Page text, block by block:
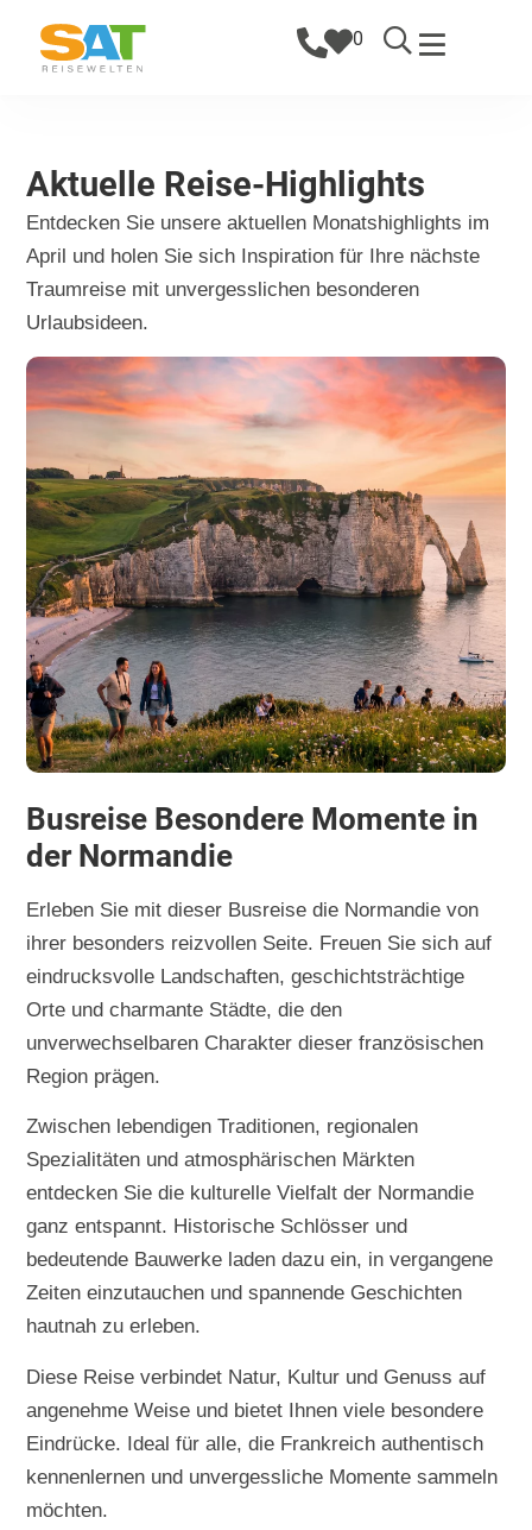
0
Aktuelle Reise-Highlights
Entdecken Sie unsere aktuellen Monatshighlights im
April und holen Sie sich Inspiration für Ihre nächste
Traumreise mit unvergesslichen besonderen
Urlaubsideen.
Busreise Besondere Momente in
der Normandie
Erleben Sie mit dieser Busreise die Normandie von
ihrer besonders reizvollen Seite. Freuen Sie sich auf
eindrucksvolle Landschaften, geschichtsträchtige
Orte und charmante Städte, die den
unverwechselbaren Charakter dieser französischen
Region prägen.
Zwischen lebendigen Traditionen, regionalen
Spezialitäten und atmosphärischen Märkten
entdecken Sie die kulturelle Vielfalt der Normandie
ganz entspannt. Historische Schlösser und
bedeutende Bauwerke laden dazu ein, in vergangene
Zeiten einzutauchen und spannende Geschichten
hautnah zu erleben.
Diese Reise verbindet Natur, Kultur und Genuss auf
angenehme Weise und bietet Ihnen viele besondere
Eindrücke. Ideal für alle, die Frankreich authentisch
kennenlernen und unvergessliche Momente sammeln
möchten.